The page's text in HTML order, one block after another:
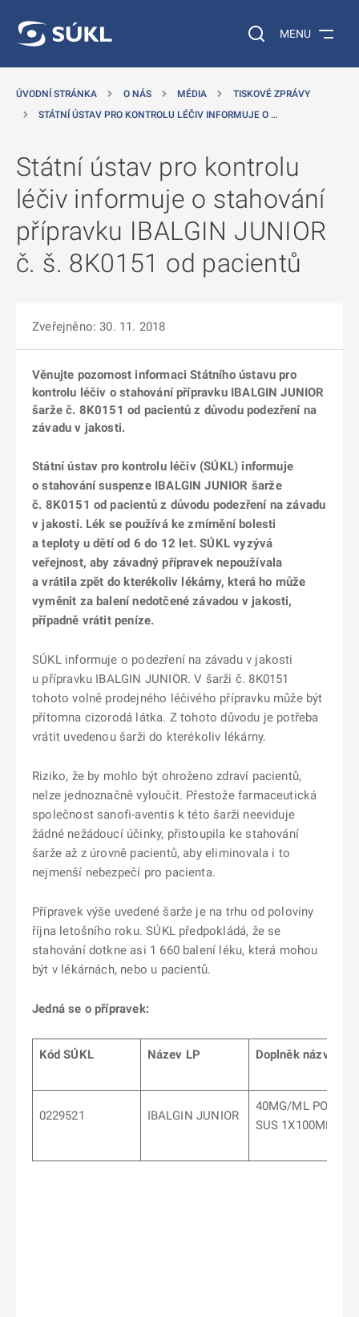
Vyhledávání na
MENU
ÚVODNÍ STRÁNKA O NÁS MÉDIA
TISKOVÉ ZPRÁVY
STÁTNÍ ÚSTAV PRO KONTROLU LÉČIV INFORMUJE O …
Státní ústav pro kontrolu
léčiv informuje o stahování
přípravku IBALGIN JUNIOR
č. š. 8K0151 od pacientů
Zveřejněno: 30. 11. 2018
Věnujte pozornost informaci Státního ústavu pro
kontrolu léčiv o stahování přípravku IBALGIN JUNIOR
šarže č. 8K0151 od pacientů z důvodu podezření na
závadu v jakosti.
Státní ústav pro kontrolu léčiv (SÚKL) informuje
o stahování suspenze IBALGIN JUNIOR šarže
č. 8K0151 od pacientů z důvodu podezření na závadu
v jakosti. Lék se používá ke zmírnění bolesti
a teploty u dětí od 6 do 12 let. SÚKL vyzývá
veřejnost, aby závadný přípravek nepoužívala
a vrátila zpět do kterékoliv lékárny, která ho může
vyměnit za balení nedotčené závadou v jakosti,
případně vrátit peníze.
SÚKL informuje o podezření na závadu v jakosti
u přípravku IBALGIN JUNIOR. V šarži č. 8K0151
tohoto volně prodejného léčivého přípravku může být
přítomna cizorodá látka. Z tohoto důvodu je potřeba
vrátit uvedenou šarži do kterékoliv lékárny.
Riziko, že by mohlo být ohroženo zdraví pacientů,
nelze jednoznačně vyloučit. Přestože farmaceutická
společnost sanofi-aventis k této šarži neeviduje
žádné nežádoucí účinky, přistoupila ke stahování
šarže až z úrovně pacientů, aby eliminovala i to
nejmenší nebezpečí pro pacienta.
Přípravek výše uvedené šarže je na trhu od poloviny
října letošního roku. SÚKL předpokládá, že se
stahování dotkne asi 1 660 balení léku, která mohou
být v lékárnách, nebo u pacientů.
Jedná se o přípravek:
Kód SÚKL Název LP Doplněk názvu
0229521 IBALGIN JUNIOR
40MG/ML POR
SUS 1X100ML